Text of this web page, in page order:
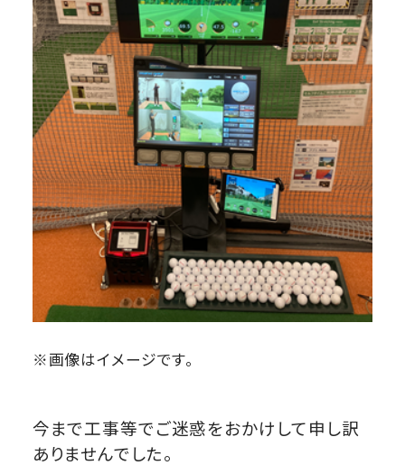
※画像はイメージです。
今まで工事等でご迷惑をおかけして申し訳
ありませんでした。